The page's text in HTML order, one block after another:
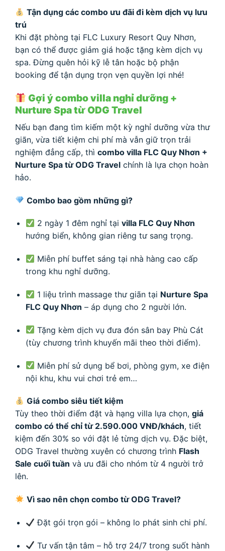
Tận dụng các combo ưu đãi đi kèm dịch vụ lưu
trú
Khi đặt phòng tại FLC Luxury Resort Quy Nhơn,
bạn có thể được giảm giá hoặc tặng kèm dịch vụ
spa. Đừng quên hỏi kỹ lễ tân hoặc bộ phận
booking để tận dụng trọn vẹn quyền lợi nhé!
Gợi ý combo villa nghỉ dưỡng +
Nurture Spa từ ODG Travel
Nếu bạn đang tìm kiếm một kỳ nghỉ dưỡng vừa thư
giãn, vừa tiết kiệm chi phí mà vẫn giữ trọn trải
nghiệm đẳng cấp, thì combo villa FLC Quy Nhơn +
Nurture Spa từ ODG Travel chính là lựa chọn hoàn
hảo.
Combo bao gồm những gì?
2 ngày 1 đêm nghỉ tạivilla FLC Quy Nhơn
hướng biển, không gian riêng tư sang trọng.
Miễn phí buffet sáng tại nhà hàng cao cấp
trong khu nghỉ dưỡng.
1 liệu trình massage thư giãn tại Nurture Spa
FLC Quy Nhơn – áp dụng cho 2 người lớn.
Tặng kèm dịch vụ đưa đón sân bay Phù Cát
(tùy chương trình khuyến mãi theo thời điểm).
Miễn phí sử dụng bể bơi, phòng gym, xe điện
nội khu, khu vui chơi trẻ em…
Giá combo siêu tiết kiệm
Tùy theo thời điểm đặt và hạng villa lựa chọn, giá
combo có thể chỉ từ 2.590.000 VNĐ/khách, tiết
kiệm đến 30% so với đặt lẻ từng dịch vụ. Đặc biệt,
ODG Travel thường xuyên có chương trình Flash
Sale cuối tuần và ưu đãi cho nhóm từ 4 người trở
lên.
Vì sao nên chọn combo từ ODG Travel?
Đặt gói trọn gói – không lo phát sinh chi phí.
Tư vấn tận tâm – hỗ trợ 24/7 trong suốt hành